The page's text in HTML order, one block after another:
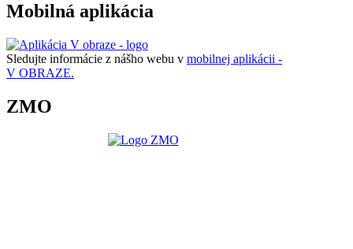
Mobilná aplikácia
Sledujte informácie z nášho webu v mobilnej aplikácii -
V OBRAZE.
ZMO